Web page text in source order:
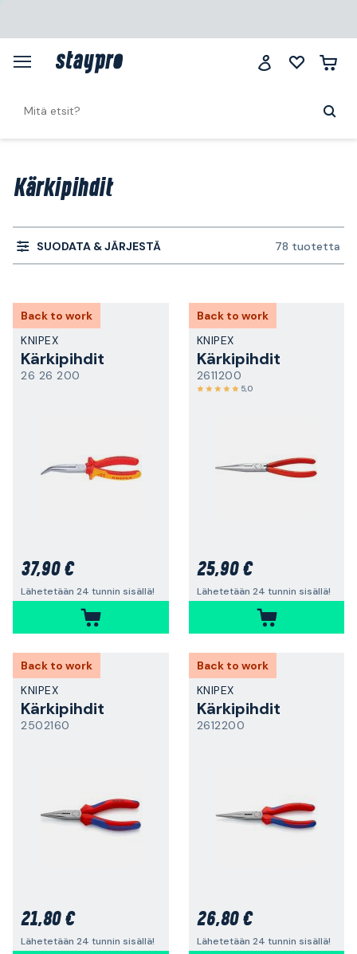
Kärkipihdit
SUODATA & JÄRJESTÄ 78 tuotetta
Back to work
KNIPEX
Kärkipihdit
26 26 200
37,90 €
Lähetetään 24 tunnin sisällä!
Back to work
KNIPEX
Kärkipihdit
2611200
5,0
25,90 €
Lähetetään 24 tunnin sisällä!
Back to work
KNIPEX
Kärkipihdit
2502160
21,80 €
Lähetetään 24 tunnin sisällä!
Back to work
KNIPEX
Kärkipihdit
2612200
26,80 €
Lähetetään 24 tunnin sisällä!